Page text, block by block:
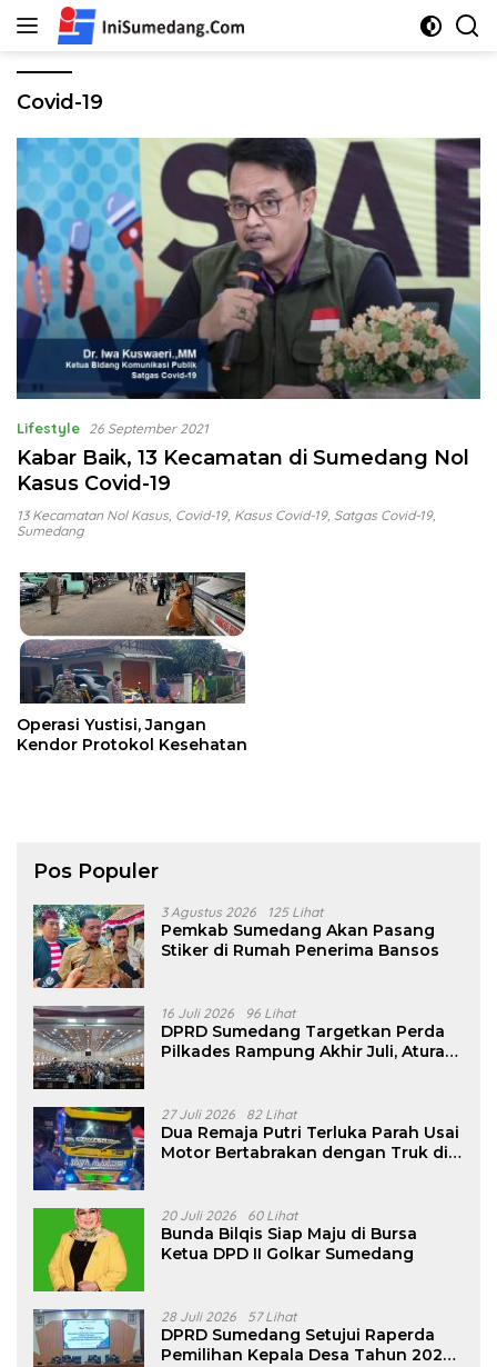
Langsung
Covid-19
Lifestyle 26 September 2021
Kabar Baik, 13 Kecamatan di Sumedang Nol
Kasus Covid-19
13 Kecamatan Nol Kasus, Covid-19, Kasus Covid-19, Satgas Covid-19,
Sumedang
Operasi Yustisi, Jangan
Kendor Protokol Kesehatan
Pos Populer
3 Agustus 2026 125 Lihat
Pemkab Sumedang Akan Pasang
Stiker di Rumah Penerima Bansos
16 Juli 2026 96 Lihat
DPRD Sumedang Targetkan Perda
Pilkades Rampung Akhir Juli, Aturan
27 Juli 2026 82 Lihat
Dua Remaja Putri Terluka Parah Usai
Motor Bertabrakan dengan Truk di
20 Juli 2026 60 Lihat
Bunda Bilqis Siap Maju di Bursa
Ketua DPD II Golkar Sumedang
28 Juli 2026 57 Lihat
DPRD Sumedang Setujui Raperda
Pemilihan Kepala Desa Tahun 2026